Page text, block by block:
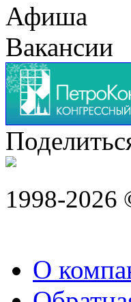
Афиша
Вакансии
1998-
О